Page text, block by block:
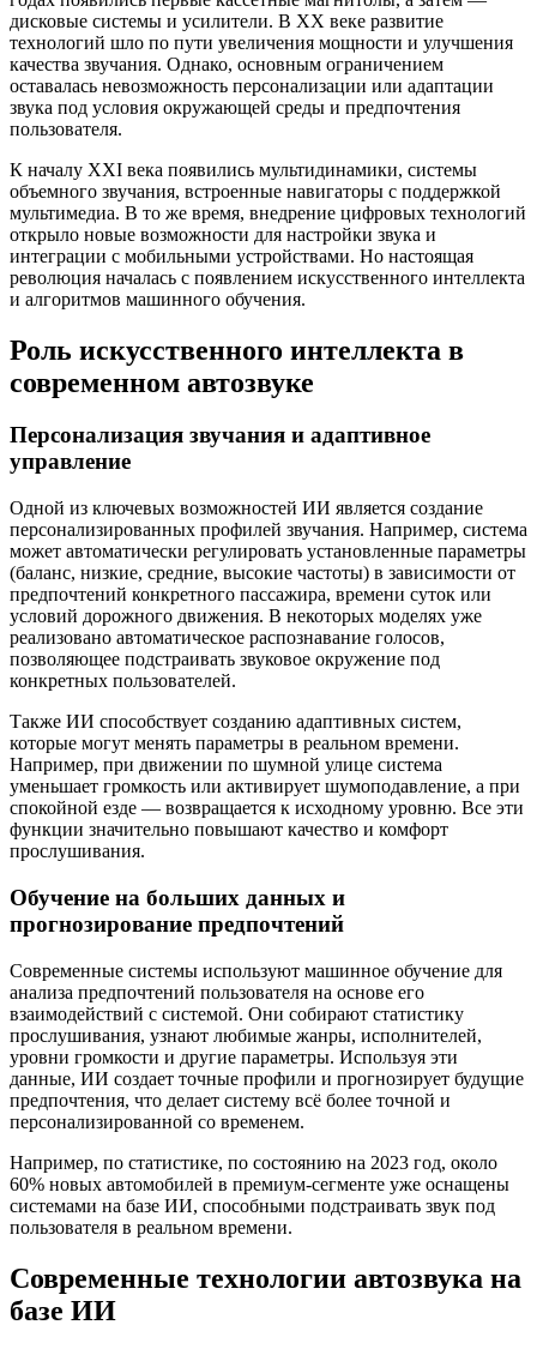
дисковые системы и усилители. В XX веке развитие
технологий шло по пути увеличения мощности и улучшения
качества звучания. Однако, основным ограничением
оставалась невозможность персонализации или адаптации
звука под условия окружающей среды и предпочтения
пользователя.
К началу XXI века появились мультидинамики, системы
объемного звучания, встроенные навигаторы с поддержкой
мультимедиа. В то же время, внедрение цифровых технологий
открыло новые возможности для настройки звука и
интеграции с мобильными устройствами. Но настоящая
революция началась с появлением искусственного интеллекта
и алгоритмов машинного обучения.
Роль искусственного интеллекта в
современном автозвуке
Персонализация звучания и адаптивное
управление
Одной из ключевых возможностей ИИ является создание
персонализированных профилей звучания. Например, система
может автоматически регулировать установленные параметры
(баланс, низкие, средние, высокие частоты) в зависимости от
предпочтений конкретного пассажира, времени суток или
условий дорожного движения. В некоторых моделях уже
реализовано автоматическое распознавание голосов,
позволяющее подстраивать звуковое окружение под
конкретных пользователей.
Также ИИ способствует созданию адаптивных систем,
которые могут менять параметры в реальном времени.
Например, при движении по шумной улице система
уменьшает громкость или активирует шумоподавление, а при
спокойной езде — возвращается к исходному уровню. Все эти
функции значительно повышают качество и комфорт
прослушивания.
Обучение на больших данных и
прогнозирование предпочтений
Современные системы используют машинное обучение для
анализа предпочтений пользователя на основе его
взаимодействий с системой. Они собирают статистику
прослушивания, узнают любимые жанры, исполнителей,
уровни громкости и другие параметры. Используя эти
данные, ИИ создает точные профили и прогнозирует будущие
предпочтения, что делает систему всё более точной и
персонализированной со временем.
Например, по статистике, по состоянию на 2023 год, около
60% новых автомобилей в премиум-сегменте уже оснащены
системами на базе ИИ, способными подстраивать звук под
пользователя в реальном времени.
Современные технологии автозвука на
базе ИИ